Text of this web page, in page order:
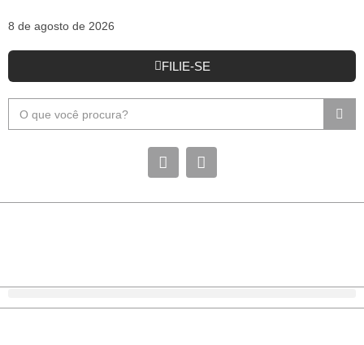
8 de agosto de 2026
FILIE-SE